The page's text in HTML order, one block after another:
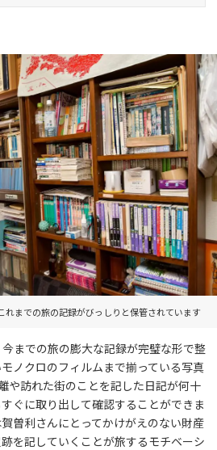
までの旅の記録がびっしりと保管されています
までの旅の膨大な記録が完璧な形で整
ノクロのフィルムまで揃っている写真
や訪れた街のことを記した日記が何十
ぐに取り出して確認することができま
曽利さんにとってかけがえのない財産
を記していくことが旅するモチベーシ